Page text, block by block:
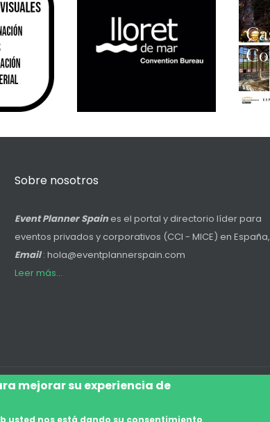
Sobre nosotros
Event Planner Spaines el portal y directorio líder para
eventos privados y corporativos (CCI - MICE) en España,
Email: hola@eventplannerspain.com
Leer más...
Footer
mejorar su experiencia de
usted nos está dando su consentimiento